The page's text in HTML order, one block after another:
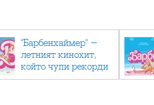
"Барбенхаймер" -
летният кинохит,
който чупи рекорди